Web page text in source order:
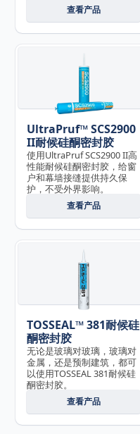
查看产品
UltraPruf™ SCS2900
II耐候硅酮密封胶
使用UltraPruf SCS2900 II高
性能耐候硅酮密封胶，给窗
户和幕墙接缝提供持久保
护，不受外界影响。
查看产品
TOSSEAL™ 381耐候硅
酮密封胶
无论是玻璃对玻璃，玻璃对
金属，还是预制建筑，都可
以使用TOSSEAL 381耐候硅
酮密封胶。
查看产品